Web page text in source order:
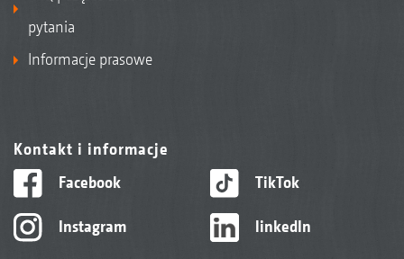
pytania
Informacje prasowe
Kontakt i informacje
Facebook
Instagram
TikTok
linkedIn